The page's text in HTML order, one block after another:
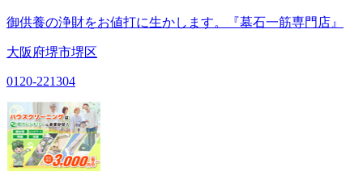
御供養の浄財をお値打に生かします。『墓石一筋専門店』
大阪府堺市堺区
0120-221304